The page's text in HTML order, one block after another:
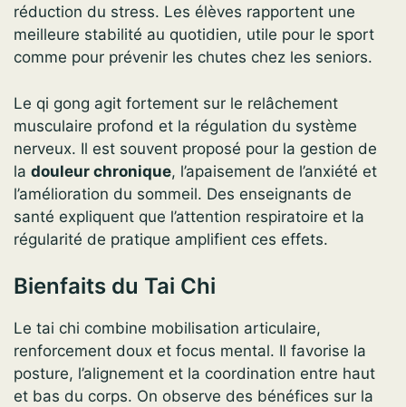
réduction du stress. Les élèves rapportent une
meilleure stabilité au quotidien, utile pour le sport
comme pour prévenir les chutes chez les seniors.
Le qi gong agit fortement sur le relâchement
musculaire profond et la régulation du système
nerveux. Il est souvent proposé pour la gestion de
la douleur chronique, l’apaisement de l’anxiété et
l’amélioration du sommeil. Des enseignants de
santé expliquent que l’attention respiratoire et la
régularité de pratique amplifient ces effets.
Bienfaits du Tai Chi
Le tai chi combine mobilisation articulaire,
renforcement doux et focus mental. Il favorise la
posture, l’alignement et la coordination entre haut
et bas du corps. On observe des bénéfices sur la